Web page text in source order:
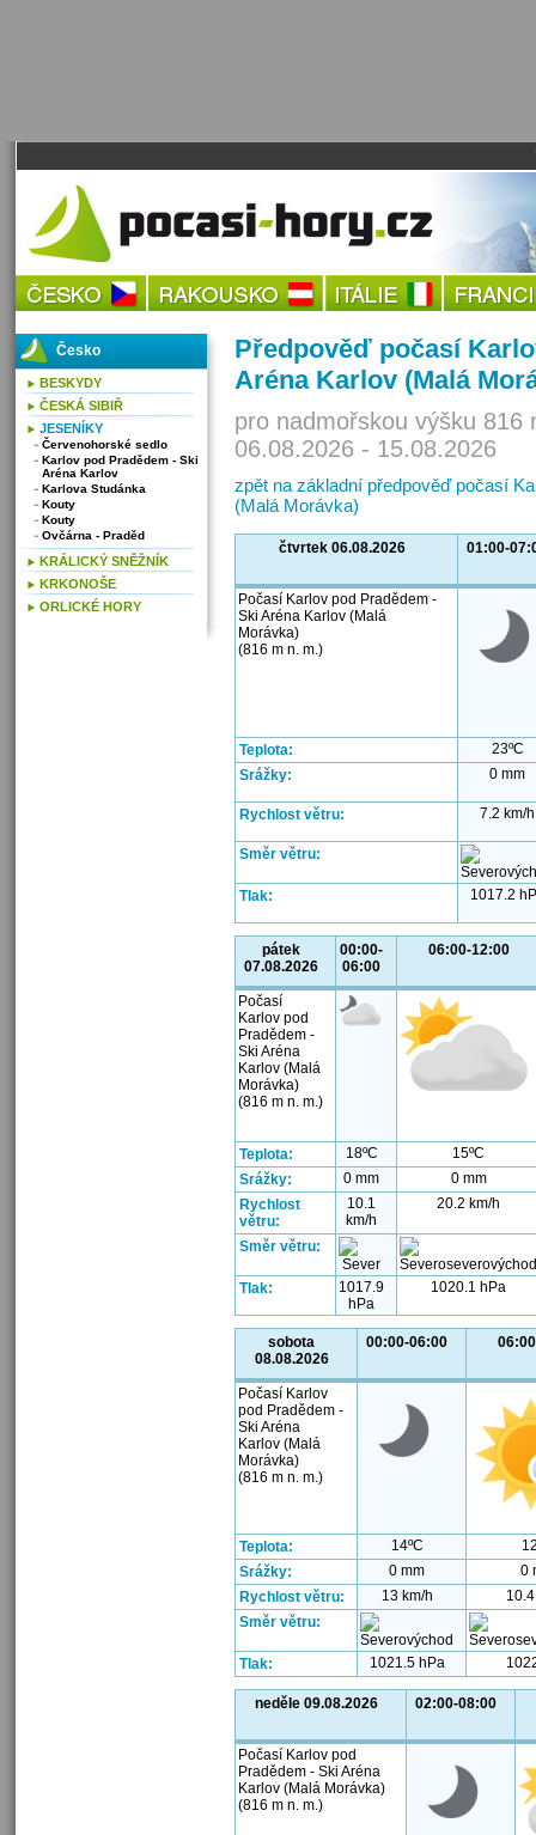
Předpověď počasí
Aréna Karlov (Malá
pro nadmořskou výšku 816
06.08.2026 - 15.08.2026
zpět na základní předpověď počasí
(Malá Morávka)
čtvrtek 06.08.2026 01:00-
Počasí Karlov pod Pradědem -
Ski Aréna Karlov (Malá
Morávka)
(816 m n. m.)
Teplota:
23ºC
Srážky:
0 mm
Rychlost větru: 7.2 km/h
Směr větru:
Tlak: 1017.2
pátek
07.08.2026
00:00-
06:00
06:00-12:00
Počasí
Karlov pod
Pradědem -
Ski Aréna
Karlov (Malá
Morávka)
(816 m n. m.)
Teplota: 18ºC
15ºC
Srážky:
0 mm
0 mm
Rychlost
větru:
10.1
km/h
20.2 km/h
Směr větru:
Tlak:
1017.9
hPa
1020.1 hPa
sobota
08.08.2026
00:00-06:00
Počasí Karlov
pod Pradědem -
Ski Aréna
Karlov (Malá
Morávka)
(816 m n. m.)
Teplota: 14ºC
Srážky:
0 mm
0
Rychlost větru:
13 km/h
Směr větru:
Tlak: 1021.5 hPa
neděle 09.08.2026 02:00-08:00
Počasí Karlov pod
Pradědem - Ski Aréna
Karlov (Malá Morávka)
(816 m n. m.)
Česko
BESKYDY
ČESKÁ SIBIŘ
JESENÍKY
Červenohorské sedlo
Karlov pod Pradědem - Ski
Aréna Karlov
Karlova Studánka
Kouty
Kouty
Ovčárna - Praděd
KRÁLICKÝ SNĚŽNÍK
KRKONOŠE
ORLICKÉ HORY